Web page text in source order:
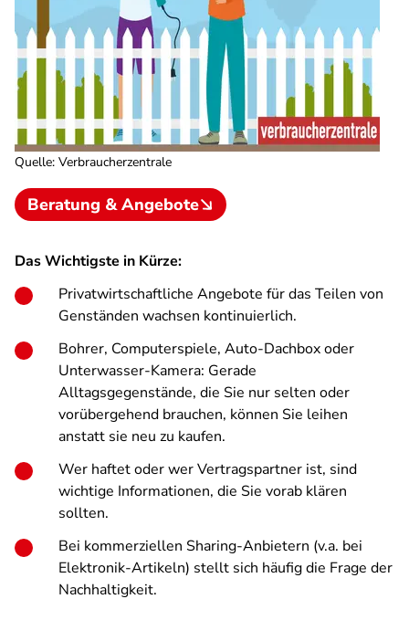
Quelle: Verbraucherzentrale
Beratung & Angebote
Das Wichtigste in Kürze:
Privatwirtschaftliche Angebote für das Teilen von
Genständen wachsen kontinuierlich.
Bohrer, Computerspiele, Auto-Dachbox oder
Unterwasser-Kamera: Gerade
Alltagsgegenstände, die Sie nur selten oder
vorübergehend brauchen, können Sie leihen
anstatt sie neu zu kaufen.
Wer haftet oder wer Vertragspartner ist, sind
wichtige Informationen, die Sie vorab klären
sollten.
Bei kommerziellen Sharing-Anbietern (v.a. bei
Elektronik-Artikeln) stellt sich häufig die Frage der
Nachhaltigkeit.